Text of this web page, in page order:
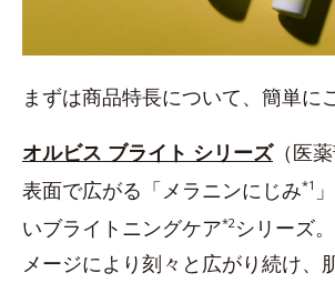
まずは商品特長について、簡単に
オルビス ブライト シリーズ（医
表面で広がる「メラニンにじみ*1
いブライトニングケア*2シリーズ
メージにより刻々と広がり続け、